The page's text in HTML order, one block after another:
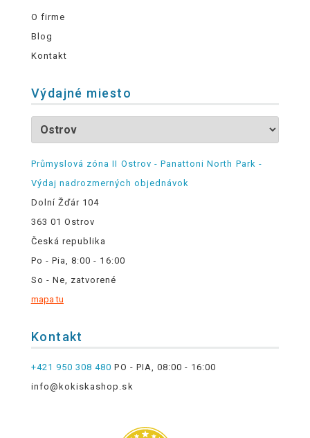
O firme
Blog
Kontakt
Výdajné miesto
Průmyslová zóna II Ostrov - Panattoni North Park -
Výdaj nadrozmerných objednávok
Dolní Žďár 104
363 01 Ostrov
Česká republika
Po - Pia, 8:00 - 16:00
So - Ne, zatvorené
mapa tu
Kontakt
+421 950 308 480 PO - PIA, 08:00 - 16:00
info@kokiskashop.sk